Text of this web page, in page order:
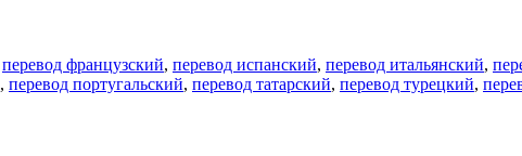
перевод французский, перевод испанский, перевод итальянский,
, перевод португальский, перевод татарский, перевод турецкий,